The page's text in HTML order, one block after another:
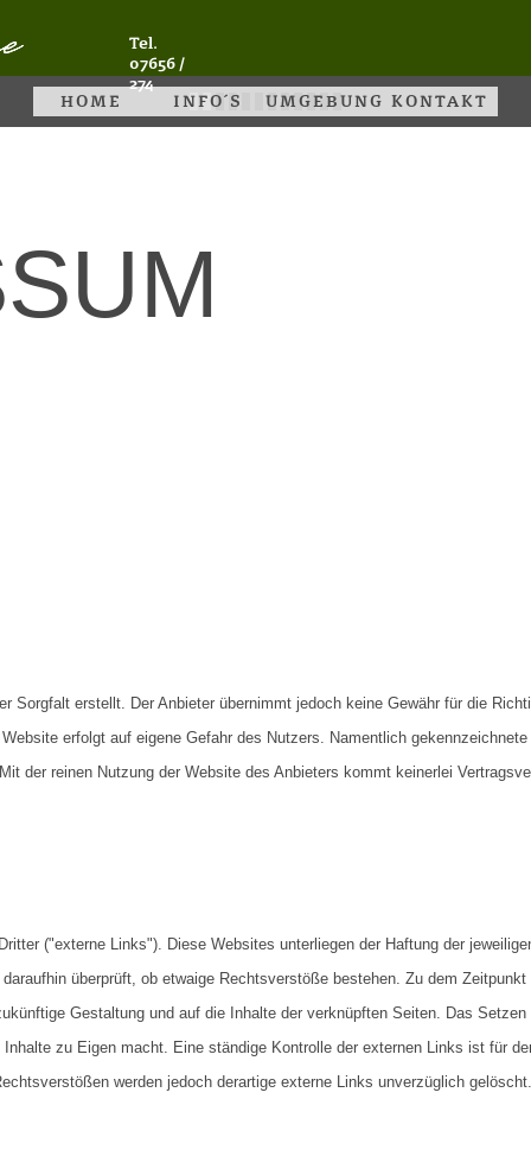
Tel.
07656 /
274
HOME
INFO´S UMGEBUNG KONTAKT
Sorgfalt erstellt. Der Anbieter übernimmt jedoch keine Gewähr für die
erfolgt auf eigene Gefahr des Nutzers. Namentlich
der reinen Nutzung der Website des Anbieters kommt keinerlei
("externe Links"). Diese Websites unterliegen der Haftung der
überprüft, ob etwaige Rechtsverstöße bestehen. Zu dem
Gestaltung und auf die Inhalte der verknüpften Seiten. Das
zu Eigen macht. Eine ständige Kontrolle der externen Links ist für
werden jedoch derartige externe Links unverzüglich